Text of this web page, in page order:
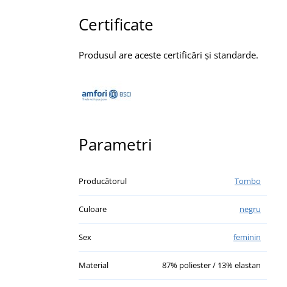
Certificate
Produsul are aceste certificări și standarde.
Parametri
Producătorul Tombo
Culoare negru
Sex feminin
Material 87% poliester / 13% elastan